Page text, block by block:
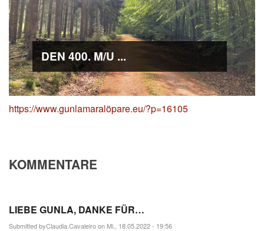
DEN 400. M/U ...
https://www.gunlamaralöpare.eu/?p=16105
KOMMENTARE
LIEBE GUNLA, DANKE FÜR…
Submitted byClaudia.Cavaleiroon Mi., 18.05.2022 - 19:56